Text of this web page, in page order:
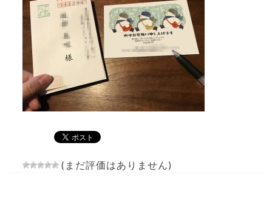
(まだ評価はありません)